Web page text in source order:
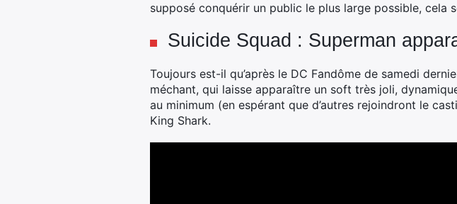
supposé conquérir un public le plus large possible, cela
Suicide Squad : Superman
Toujours est-il qu’après le DC Fandôme de samedi
méchant, qui laisse apparaître un soft très joli,
au minimum (en espérant que d’autres rejoindront le
King Shark.